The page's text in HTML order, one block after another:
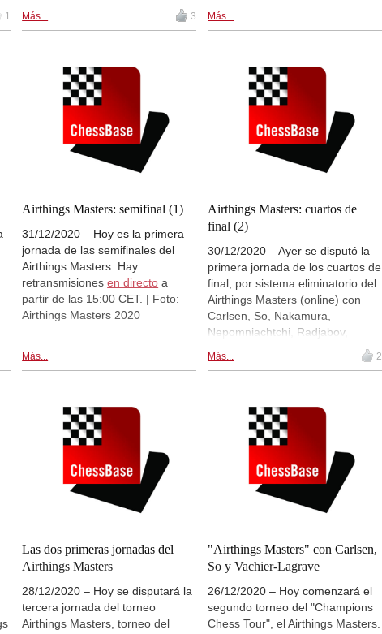
1 Más... 3 Más...
Airthings Masters: semifinal (1)
31/12/2020 – Hoy es la primera
jornada de las semifinales del
Airthings Masters. Hay
retransmisionesen directo a
partir de las 15:00 CET. | Foto:
Airthings Masters 2020
Más...
Airthings Masters: cuartos de
final (2)
30/12/2020 – Ayer se disputó la
primera jornada de los cuartos de
final, por sistema eliminatorio del
Airthings Masters (online) con
Carlsen, So, Nakamura,
Nepomniachtchi, Radjabov,
Lagrave. Aronian y Vachier-
segunda jornada de los cuartos
de final. Mañana (31 de
diciembre) y pasado mañana se
disputarán las semifinales y la
final se disputará los días 2 y 3
de enero, respectivamente. Hay
en directo
foto: Levon Aronian | Foto:
Lennart Ootes
Más... 2
Las dos primeras jornadas del
Airthings Masters
28/12/2020 – Hoy se disputará la
tercera jornada del torneo
Airthings Masters, torneo del
"Airthings Masters" con Carlsen,
So y Vachier-Lagrave
26/12/2020 – Hoy comenzará el
segundo torneo del "Champions
Chess Tour", el Airthings Masters.